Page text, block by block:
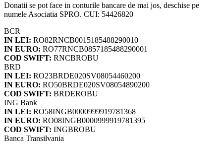
Donatii se pot face in conturile bancare de mai jos, deschise pe
numele Asociatia SPRO. CUI: 54426820
BCR
IN LEI: RO82RNCB0015185488290010
IN EURO: RO77RNCB0857185488290001
COD SWIFT: RNCBROBU
BRD
IN LEI: RO23BRDE020SV08054460200
IN EURO: RO50BRDE020SV08054890200
COD SWIFT: BRDEROBU
ING Bank
IN LEI: RO58INGB0000999919781368
IN EURO: RO08INGB0000999919781395
COD SWIFT: INGBROBU
Banca Transilvania